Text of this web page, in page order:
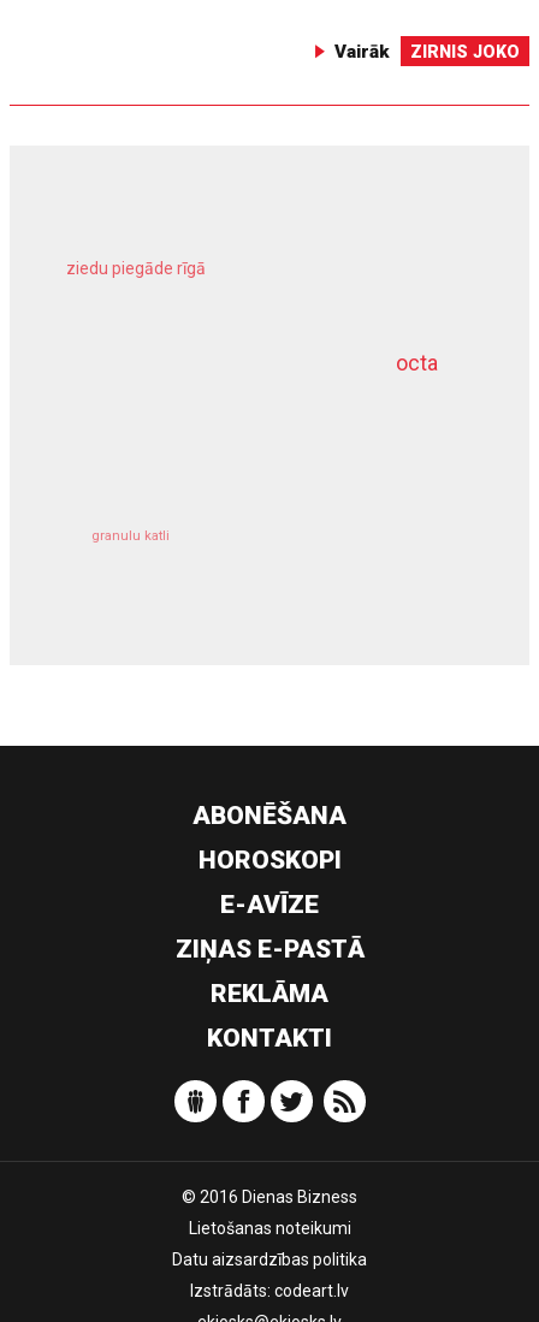
Vairāk ZIRNIS JOKO
octa
ziedu piegāde rīgā
granulu katli
dziļurbums
ABONĒŠANA
HOROSKOPI
E-AVĪZE
ZIŅAS E-PASTĀ
REKLĀMA
KONTAKTI
© 2016 Dienas Bizness
Lietošanas noteikumi
Datu aizsardzības politika
Izstrādāts: codeart.lv